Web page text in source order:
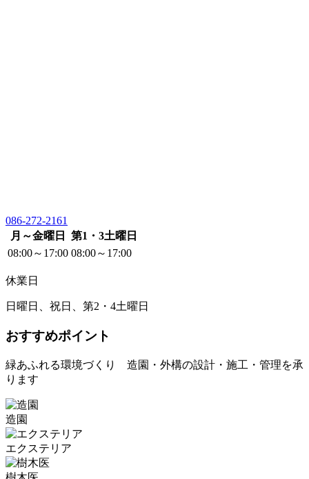
086-272-2161
月～金曜日
第1・3土曜日
08:00～17:00 08:00～17:00
休業日
日曜日、祝日、第2・4土曜日
おすすめポイント
緑あふれる環境づくり 造園・外構の設計・施工・管理を承
ります
造園
エクステリア